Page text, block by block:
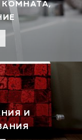
КОМНАТА,
И